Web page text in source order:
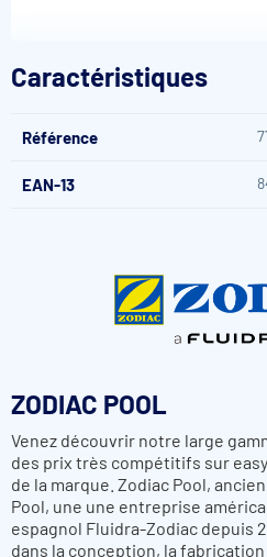
la vitesse de dissolution des
Grâce à son design flottant
Le matériau est robuste et
En résumé, ce doseur flottant 2-
Caractéristiques
Référence
EAN-13
ZODIAC POOL
Venez découvrir notre large
des prix très compétitifs sur
de la marque. Zodiac Pool,
Pool, une une entreprise
espagnol Fluidra-Zodiac depuis
dans la conception, la